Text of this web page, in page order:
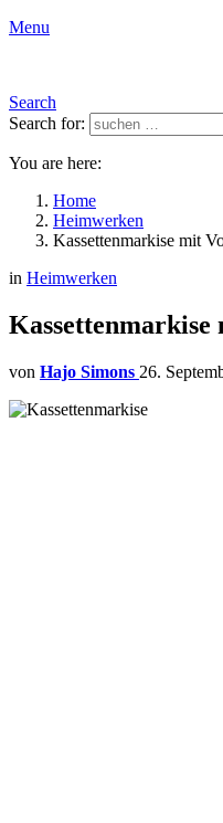
Menu
Search
Search for:
You are here:
Home
Heimwerken
Kassettenmarkise mit
in Heimwerken
von Hajo Simons 26.